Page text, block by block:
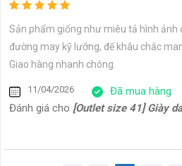
Sản phẩm giống như miêu tả hình ảnh
đường may kỹ lưỡng, đế khâu chắc
Giao hàng nhanh chóng.
11/04/2026
Đã mua hàng
Đánh giá cho [Outlet size 41] Giày da nam cổ điển đế da